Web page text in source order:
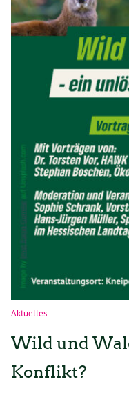
Aktuelles
Wild und
Konflikt?